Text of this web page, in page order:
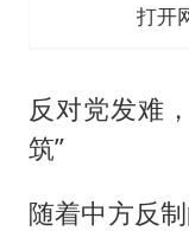
打开
反对党发难
筑”
随着中方反